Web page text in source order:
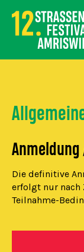
Die definitive
erfolgt nur
Teilnahme-